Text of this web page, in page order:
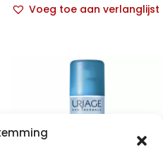
Voeg toe aan verlanglijst